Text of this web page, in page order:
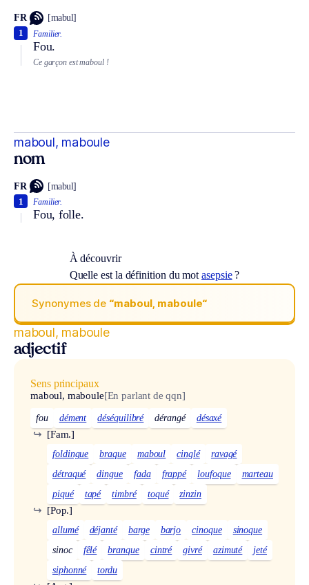
FR [mabul]
Familier.
Fou.
1
Ce garçon est maboul !
maboul, maboule
nom
FR [mabul]
Familier.
Fou, folle.
1
À découvrir
Quelle est la définition du motasepsie?
Synonymes de “maboul, maboule“
maboul, maboule
adjectif
Sens principaux
maboul, maboule[En parlant de qqn]
fou dément déséquilibré dérangé désaxé
[Fam.]
↪
foldingue braque maboul cinglé
ravagé
détraqué
dingue fada frappé loufoque
marteau
piqué
tapé timbré toqué zinzin
[Pop.]
↪
allumé déjanté barge barjo cinoque
sinoque
sinoc
fêlé branque cintré givré azimuté
jeté
siphonné
tordu